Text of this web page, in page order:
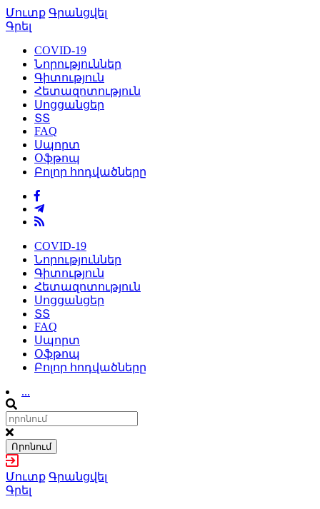
Մուտք Գրանցվել
Գրել
COVID-19
Նորություններ
Գիտություն
Հետազոտություն
Սոցցանցեր
ՏՏ
FAQ
Սպորտ
Օֆթոպ
Բոլոր հոդվածները
COVID-19
Նորություններ
Գիտություն
Հետազոտություն
Սոցցանցեր
ՏՏ
FAQ
Սպորտ
Օֆթոպ
Բոլոր հոդվածները
...
Որոնում
Մուտք Գրանցվել
Գրել